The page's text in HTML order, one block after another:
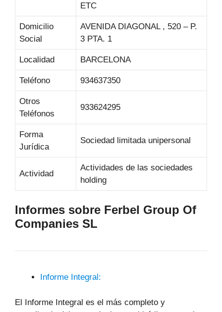
ETC
Domicilio
Social
AVENIDA DIAGONAL , 520 – P.
3 PTA. 1
Localidad BARCELONA
Teléfono 934637350
Otros
Teléfonos
933624295
Forma
Jurídica
Sociedad limitada unipersonal
Actividad
Actividades de las sociedades
holding
Informes sobre Ferbel Group Of
Companies SL
Informe Integral:
El Informe Integral es el más completo y